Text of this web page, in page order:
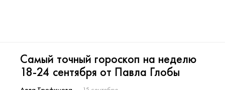
Самый точный гороскоп на неделю
18-24 сентября от Павла Глобы